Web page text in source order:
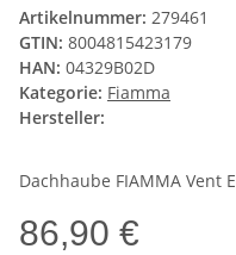
Artikelnummer: 279461
GTIN: 8004815423179
HAN: 04329B02D
Kategorie: Fiamma
Hersteller:
Dachhaube FIAMMA Vent
86,90 €